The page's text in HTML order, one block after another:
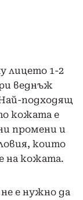
лицето 1-2
веднъж
подходящ
кожата е
промени и
които
на кожата.
е нужно да